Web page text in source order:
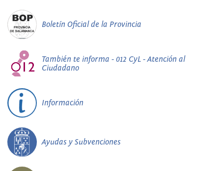
Boletín Oficial de la Provincia
También te informa - 012 CyL - Atención al
Ciudadano
Información
Ayudas y Subvenciones